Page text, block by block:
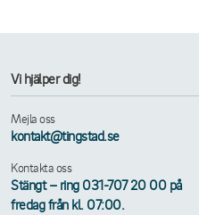
Vi hjälper dig!
Mejla oss
kontakt@tingstad.se
Kontakta oss
Stängt – ring 031-707 20 00 på
fredag från kl. 07:00.